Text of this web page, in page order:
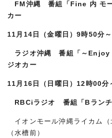
FM沖縄 番組「Fine 内 モー
カー
11月14日（金曜日）9時50分
ラジオ沖縄 番組「～Enjoy
ジオカー
11月16日（日曜日）12時00
RBCiラジオ 番組「Bランチ
イオンモール沖縄ライカム（
（水槽前）